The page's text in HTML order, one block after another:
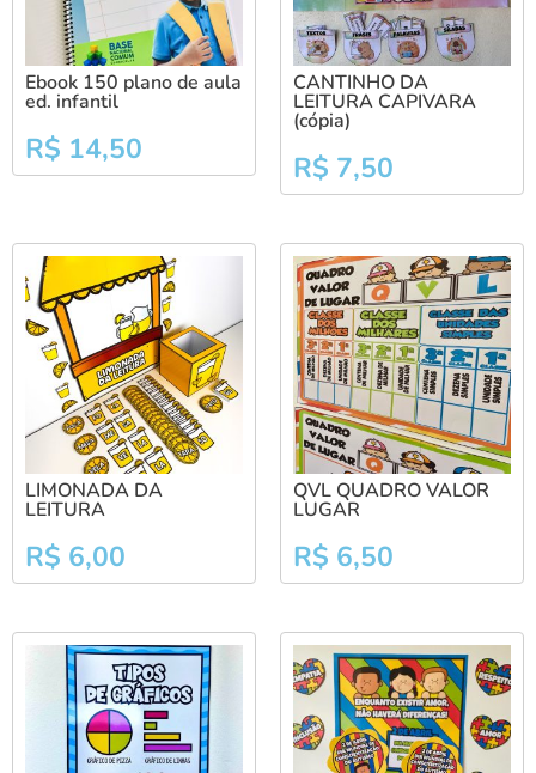
Ebook 150 plano de aula
ed. infantil
R$ 14,50
CANTINHO DA
LEITURA CAPIVARA
(cópia)
R$ 7,50
LIMONADA DA
LEITURA
R$ 6,00
QVL QUADRO VALOR
LUGAR
R$ 6,50